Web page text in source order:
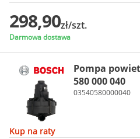
298,90zł/szt.
Darmowa dostawa
Pompa
580 000 040
03540580000040
Kup na raty